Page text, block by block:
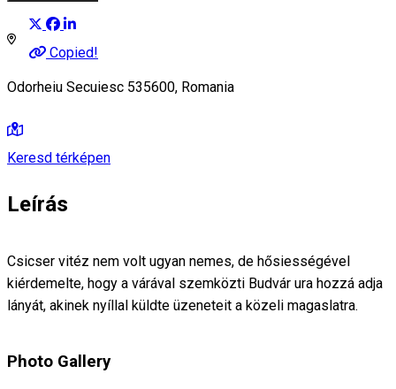
Copied!
Odorheiu Secuiesc 535600, Romania
Keresd térképen
Leírás
Csicser vitéz nem volt ugyan nemes, de hősiességével
kiérdemelte, hogy a várával szemközti Budvár ura hozzá adja
lányát, akinek nyíllal küldte üzeneteit a közeli magaslatra.
Photo Gallery